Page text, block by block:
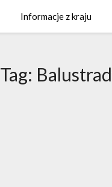
Informacje z kraju
Tag: